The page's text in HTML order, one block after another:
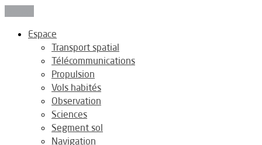
Espace
Transport spatial
Télécommunications
Propulsion
Vols habités
Observation
Sciences
Segment sol
Navigation